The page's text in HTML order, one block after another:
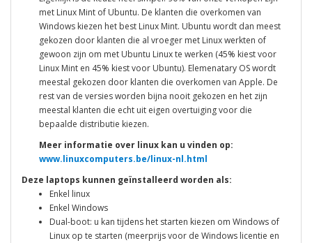
met Linux Mint of Ubuntu. De klanten die overkomen van
Windows kiezen het best Linux Mint. Ubuntu wordt dan meest
gekozen door klanten die al vroeger met Linux werkten of
gewoon zijn om met Ubuntu Linux te werken (45% kiest voor
Linux Mint en 45% kiest voor Ubuntu). Elemenatary OS wordt
meestal gekozen door klanten die overkomen van Apple. De
rest van de versies worden bijna nooit gekozen en het zijn
meestal klanten die echt uit eigen overtuiging voor die
bepaalde distributie kiezen.
Meer informatie over linux kan u vinden op:
www.linuxcomputers.be/linux-nl.html
Deze laptops kunnen geïnstalleerd worden als:
Enkel linux
Enkel Windows
Dual-boot: u kan tijdens het starten kiezen om Windows of
Linux op te starten (meerprijs voor de Windows licentie en